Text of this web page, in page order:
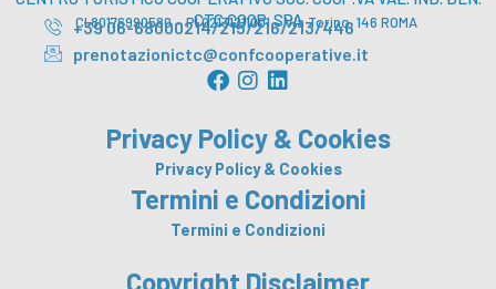
CTC COOP. SPA
CI 80176990580 – PI 02131211001 – Via Torino, 146 ROMA
+39 06-68000214/215/216/213/446
prenotazionictc@confcooperative.it
F
a
e
b
o
o
k
I
t
a
g
r
a
L
k
e
d
i
n
Privacy Policy & Cookies
Privacy Policy & Cookies
Termini e Condizioni
Termini e Condizioni
Copyright Disclaimer